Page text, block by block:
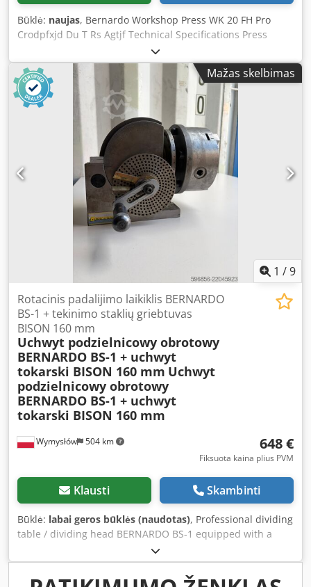
Būklė: naujas, Bernardo Workshop Press WK 20 FH Pro
Crodpfxjd Du T Rs Agtjf Technical Specifications Press
Force: 20 t Piston Stroke: 185 mm Table Width: 170 mm
Clearance (E): 510 mm Clearance (F): 130 mm Distance
Cylinder to Table (F1): 40 mm Distance Cylinder to Table
(F2): 965 mm Adjustable Cylinder Travel (M): 175 mm Width
(A): 730 mm Depth (B): 560 mm Height 1 (C): 1525 mm
Height 2 (D): 1630 mm Weight approx.: 112 kg Features •
Standard with laterally adjustable pressure cylinder
(left/right) • For aligning, pressing, bending, assembling
gears, discs, etc. • Comes standard with foot pedal and
hydraulic hand pump for piston feed • Includes support
prism for shaft alignment as standard • Automatic piston
return via integrated return spring as standard • Height-
adjustable press table with locking pin • Large-
dimensioned manometer for reading pressure force •
welded steel frame
Mažas skelbimas
1 /9
Wymysłów 504 km
Rotacinis padalijimo laikiklis BERNARDO
BS-1 + tekinimo staklių griebtuvas
BISON 160 mm
Uchwyt podzielnicowy obrotowy
BERNARDO BS-1 + uchwyt
tokarski BISON 160 mm Uchwyt
podzielnicowy obrotowy
BERNARDO BS-1 + uchwyt
tokarski BISON 160 mm
648 €
Fiksuota kaina plius PVM
Klausti Skambinti
Būklė: labai geros būklės (naudotas), Professional dividing
table / dividing head BERNARDO BS-1 equipped with a
high-quality BISON Ø160 mm lathe chuck. This set is
designed for milling machines and precise mechanical
machining operations requiring angular indexing and